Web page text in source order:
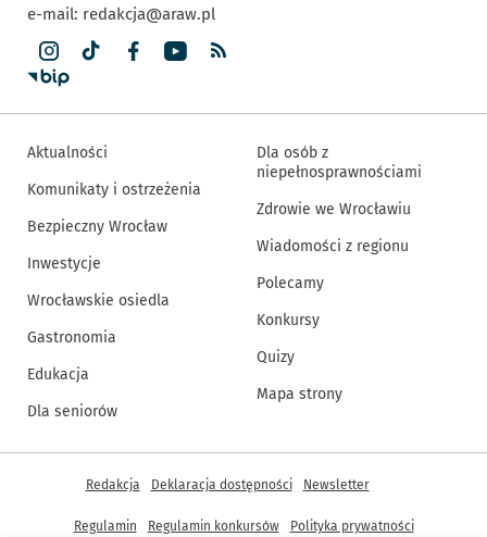
e-mail: redakcja@araw.pl
Aktualności
Komunikaty i ostrzeżenia
Bezpieczny Wrocław
Inwestycje
Wrocławskie osiedla
Gastronomia
Edukacja
Dla seniorów
Dla osób z
niepełnosprawnościami
Zdrowie we Wrocławiu
Wiadomości z regionu
Polecamy
Konkursy
Quizy
Mapa strony
Inne informacje
Redakcja Deklaracja dostępności Newsletter
Regulamin Regulamin konkursów Polityka prywatności